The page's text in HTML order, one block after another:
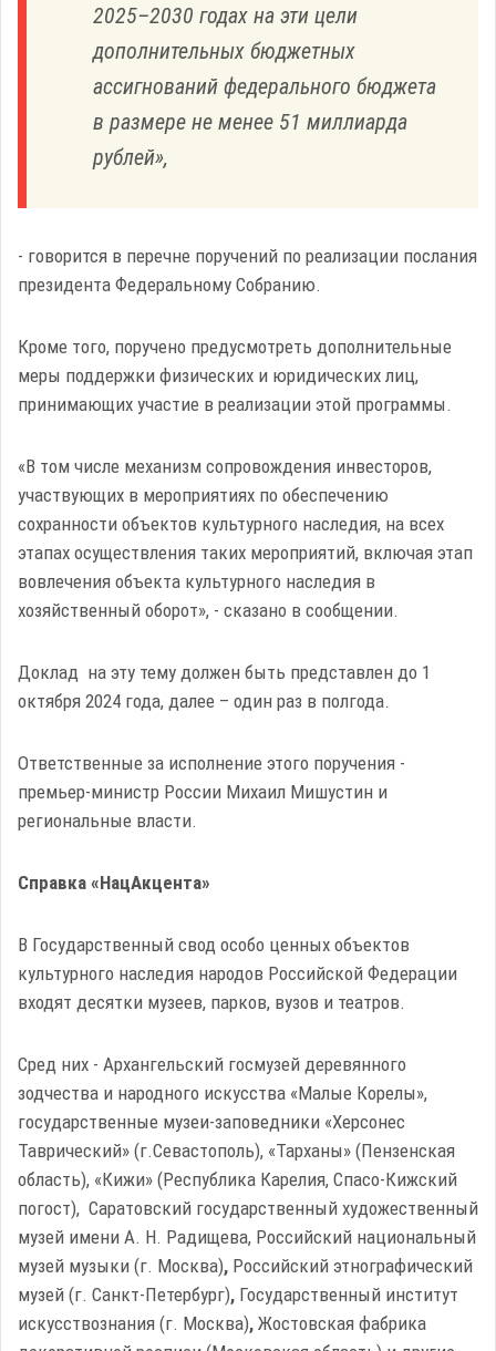
2025–2030 годах на эти цели
дополнительных бюджетных
ассигнований федерального бюджета
в размере не менее 51 миллиарда
рублей»,
- говорится в перечне поручений по реализации послания
президента Федеральному Собранию.
Кроме того, поручено предусмотреть дополнительные
меры поддержки физических и юридических лиц,
принимающих участие в реализации этой программы.
«В том числе механизм сопровождения инвесторов,
участвующих в мероприятиях по обеспечению
сохранности объектов культурного наследия, на всех
этапах осуществления таких мероприятий, включая этап
вовлечения объекта культурного наследия в
хозяйственный оборот», - сказано в сообщении.
Доклад на эту тему должен быть представлен до 1
октября 2024 года, далее – один раз в полгода.
Ответственные за исполнение этого поручения -
премьер-министр России Михаил Мишустин и
региональные власти.
Справка «НацАкцента»
В Государственный свод особо ценных объектов
культурного наследия народов Российской Федерации
входят десятки музеев, парков, вузов и театров.
Сред них - Архангельский госмузей деревянного
зодчества и народного искусства «Малые Корелы»,
государственные музеи-заповедники «Херсонес
Таврический» (г.Севастополь), «Тарханы» (Пензенская
область), «Кижи» (Республика Карелия, Спасо-Кижский
погост), Саратовский государственный художественный
музей имени А. Н. Радищева, Российский национальный
музей музыки (г. Москва), Российский этнографический
музей (г. Санкт-Петербург), Государственный институт
искусствознания (г. Москва), Жостовская фабрика